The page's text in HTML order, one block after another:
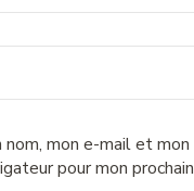
mon e-mail et mon
pour mon prochain